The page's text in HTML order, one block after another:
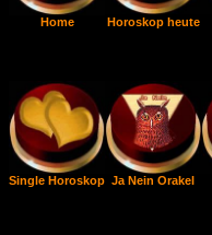
Home Horoskop heute
Single Horoskop Ja Nein Orakel